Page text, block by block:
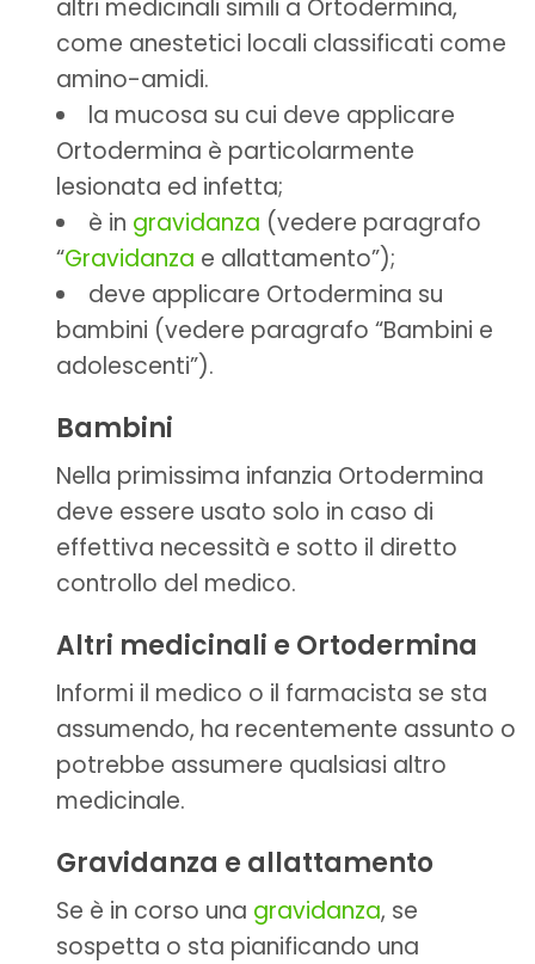
altri medicinali simili a Ortodermina,
come anestetici locali classificati come
amino-amidi.
la mucosa su cui deve applicare
Ortodermina è particolarmente
lesionata ed infetta;
è in gravidanza (vedere paragrafo
“Gravidanza e allattamento”);
deve applicare Ortodermina su
bambini (vedere paragrafo “Bambini e
adolescenti”).
Bambini
Nella primissima infanzia Ortodermina
deve essere usato solo in caso di
effettiva necessità e sotto il diretto
controllo del medico.
Altri medicinali e Ortodermina
Informi il medico o il farmacista se sta
assumendo, ha recentemente assunto o
potrebbe assumere qualsiasi altro
medicinale.
Gravidanza e allattamento
Se è in corso una gravidanza, se
sospetta o sta pianificando una